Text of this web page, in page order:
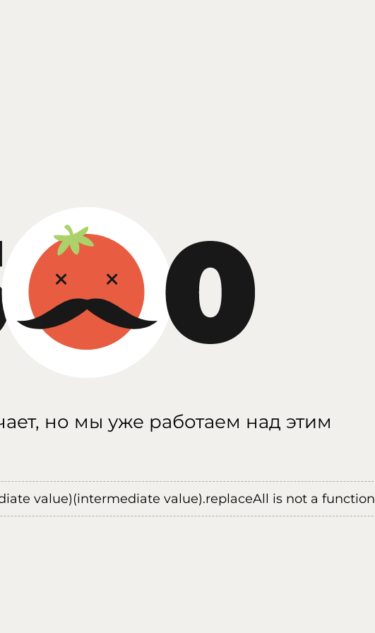
но мы уже работаем над этим
value)(intermediate value).replaceAll is not a function